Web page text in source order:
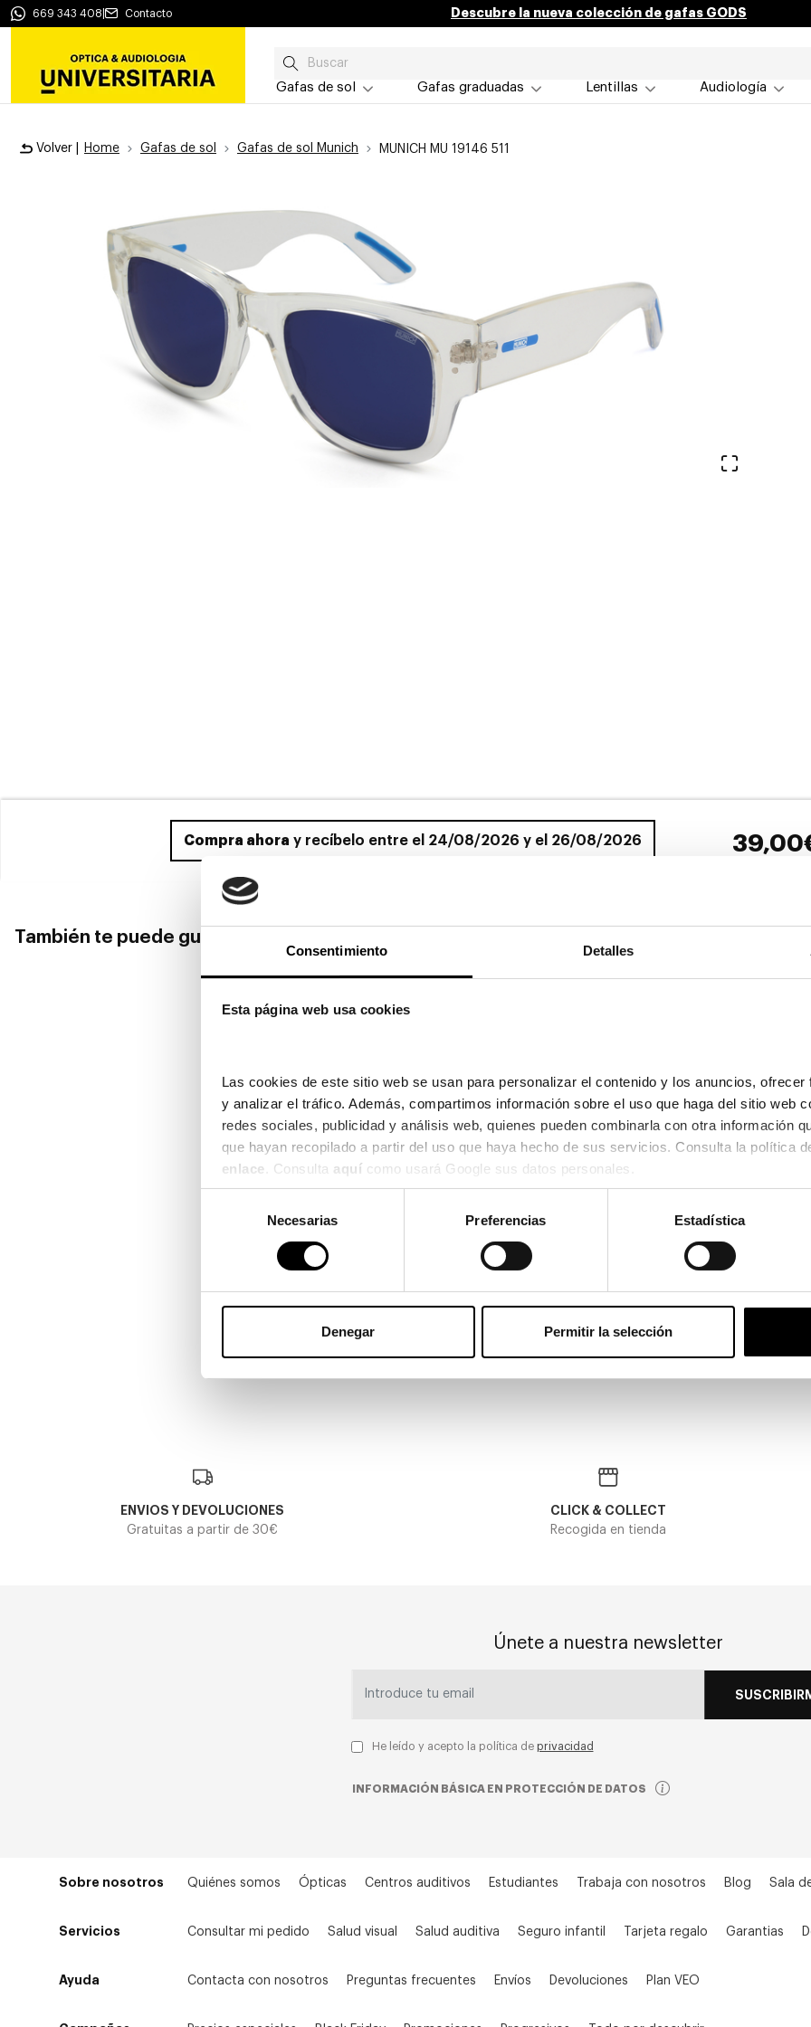
Consentimiento Detalles
Esta página web usa cookies
Las cookies de este sitio web se usan para personalizar el contenido y los anuncios,
y analizar el tráfico. Además, compartimos información sobre el uso que haga del sitio web
redes sociales, publicidad y análisis web, quienes pueden combinarla con otra información
enlace . Consulta aquí como usará Google sus datos personales.
consentimiento
Necesarias Preferencias Estadística
Denegar Permitir la selección
669 343 408 Contacto Descubre la nueva colección de gafas GODS
Gafas de sol Gafas graduadas Lentillas Audiología
Volver | Home Gafas de sol Gafas de sol Munich MUNICH MU 19146 511
Ver en
Compra ahora y recíbelo entre el 24/08/2026 y el 26/08/2026
También te puede gustar
Munich
MUNICH MU 19161
39,00€
5 colores 2x59 En Stock
Munich
MUNICH MU 19164
42,00€
4 colores 2x59 En Stock
MUNICH MU 19147
39,00€
2x59
MUNICH MU
69,00€
3 colores En
ENVIOS Y DEVOLUCIONES
Gratuitas a partir de 30€
CLICK & COLLECT
Recogida en tienda
Únete a nuestra newsletter
He leído y acepto la política de privacidad
INFORMACIÓN BÁSICA EN PROTECCIÓN DE DATOS
Sobre nosotros Quiénes somos Ópticas Centros auditivos Estudiantes Trabaja con nosotros Blog Sala
Servicios Consultar mi pedido Salud visual Salud auditiva Seguro infantil Tarjeta regalo Garantias
Ayuda Contacta con nosotros Preguntas frecuentes Envíos Devoluciones Plan VEO